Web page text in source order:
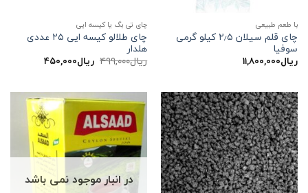
با طعم طبیعی
چای قلم سیلان ۲٫۵ کیلو گرمی
سوفیا
ریال۱۱,۸۰۰,۰۰۰
چای تی بگ یا کیسه ایی
چای طلالو کیسه ایی ۲۵ عددی
هلدار
ریال۴۹۹,۰۰۰ قیمت
اصلی:
ریال۴۵۰,۰۰۰قیمت
فعلی:
در انبار موجود نمی باشد